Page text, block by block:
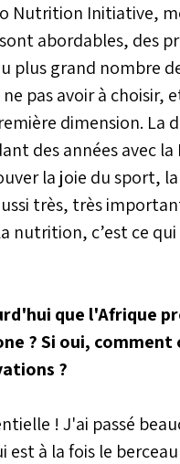
Nutrition Initiative,
abordables, des
plus grand nombre
pas avoir à
dimension. La
des années avec
la joie du sport,
très, très
nutrition, c’est ce
que l'Afrique
? Si oui,
?
! J'ai passé
à la fois le